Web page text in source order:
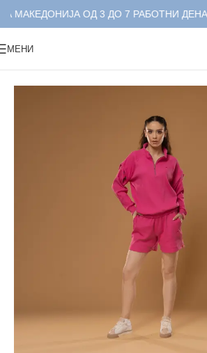
МАКЕДОНИЈА ОД 3 ДО 7 РАБОТНИ ДЕНА.
МЕНИ